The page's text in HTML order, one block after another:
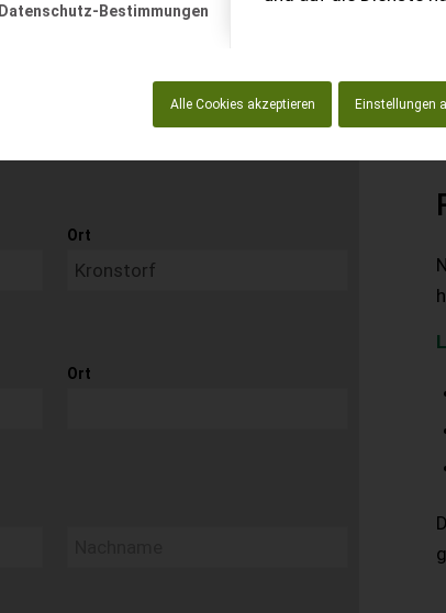
Datenschutz-Bestimmungen
Alle Cookies akzeptieren Einstellungen
Ort
Ort